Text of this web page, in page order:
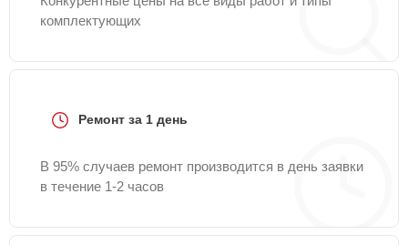
комплектующих
Ремонт за 1 день
В 95% случаев ремонт производится в день заявки
в течение 1-2 часов